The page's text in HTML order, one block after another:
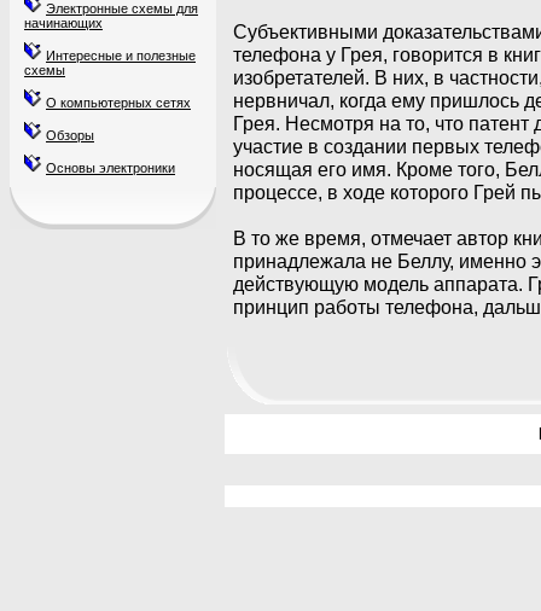
Электронные схемы для
начинающих
Интересные и полезные
схемы
О компьютерных сетях
Обзоры
Основы электроники
Субъективными
телефона у Грея, говорится в
изобретателей. В них, в
нервничал, когда ему пришлось
Грея. Несмотря на то, что
участие в создании первых
носящая его имя. Кроме того,
процессе, в ходе которого Грей
В то же время, отмечает автор
принадлежала не Беллу, именно
действующую модель аппарата.
принцип работы телефона,